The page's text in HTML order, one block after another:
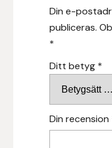
Din e-
publiceras.
*
Ditt betyg *
Din recension
Globus Sport
Hansbo Sport